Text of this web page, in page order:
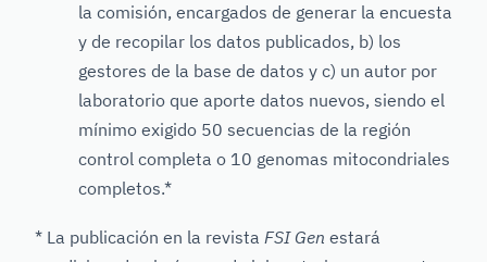
la comisión, encargados de generar la encuesta
y de recopilar los datos publicados, b) los
gestores de la base de datos y c) un autor por
laboratorio que aporte datos nuevos, siendo el
mínimo exigido 50 secuencias de la región
control completa o 10 genomas mitocondriales
completos.*
* La publicación en la revista FSI Gen estará